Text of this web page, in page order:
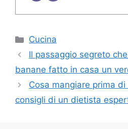
Categorie
Cucina
Il passaggio segreto
banane fatto in casa un
Cosa mangiare prima
consigli di un dietista